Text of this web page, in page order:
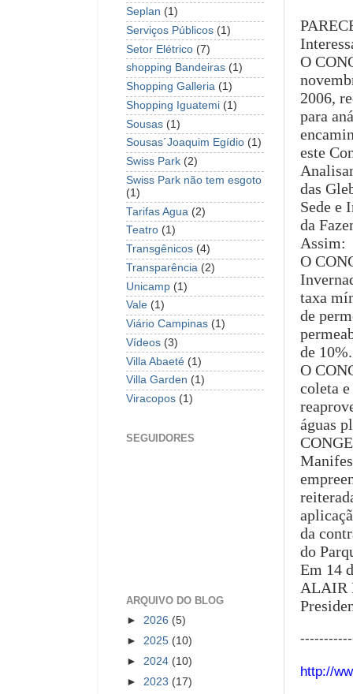
O
2006,
para
este
das
Sede e
da
Assim:
O
taxa
de
de 10%.
O
coleta e
águas
da
do
Em 14
ALAIR
http://
Seplan (1)
Serviços Públicos (1)
Setor Elétrico (7)
shopping Bandeiras (1)
Shopping Galleria (1)
Shopping Iguatemi (1)
Sousas (1)
Sousas´Joaquim Egídio (1)
Swiss Park (2)
Swiss Park não tem esgoto
(1)
Tarifas Agua (2)
Teatro (1)
Transgênicos (4)
Transparência (2)
Unicamp (1)
Vale (1)
Viário Campinas (1)
Vídeos (3)
Villa Abaeté (1)
Villa Garden (1)
Viracopos (1)
SEGUIDORES
ARQUIVO DO BLOG
► 2026 (5)
► 2025 (10)
► 2024 (10)
► 2023 (17)